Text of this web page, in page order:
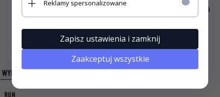
otwierania lub zamykania bramy. Dzięki temu brama
pracuje płynnie i nie hałasuje podczas pracy
Reklamy spersonalizowane
Zapisz ustawienia i zamknij
Zaakceptuj wszystkie